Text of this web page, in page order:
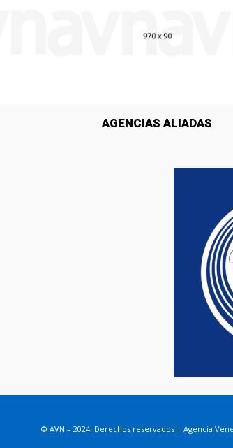
AGENCIAS ALIADAS
© AVN – 2024. Derechos reservados | Agencia